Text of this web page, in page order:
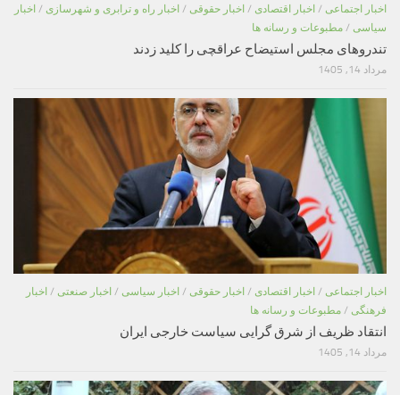
اخبار اجتماعی / اخبار اقتصادی / اخبار حقوقی / اخبار راه و ترابری و شهرسازی / اخبار
سیاسی / مطبوعات و رسانه ها
تندروهای مجلس استیضاح عراقچی را کلید زدند
مرداد 14, 1405
اخبار اجتماعی / اخبار اقتصادی / اخبار حقوقی / اخبار سیاسی / اخبار صنعتی / اخبار
فرهنگی / مطبوعات و رسانه ها
انتقاد ظریف از شرق گرایی سیاست خارجی ایران
مرداد 14, 1405